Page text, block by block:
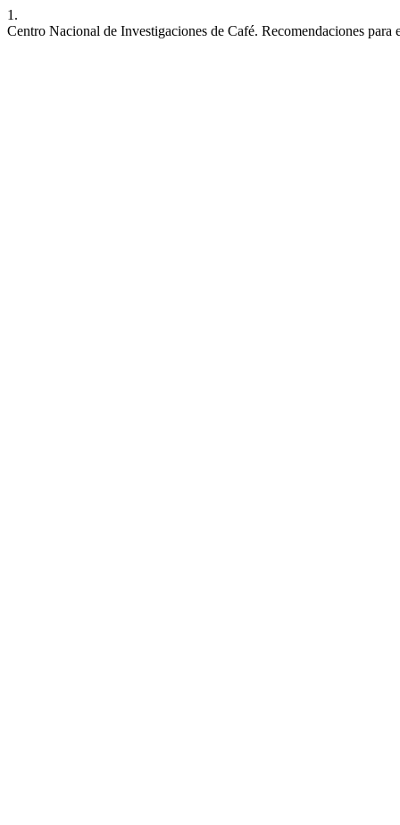
1.
Centro Nacional de Investigaciones de Café. Recomendaciones para